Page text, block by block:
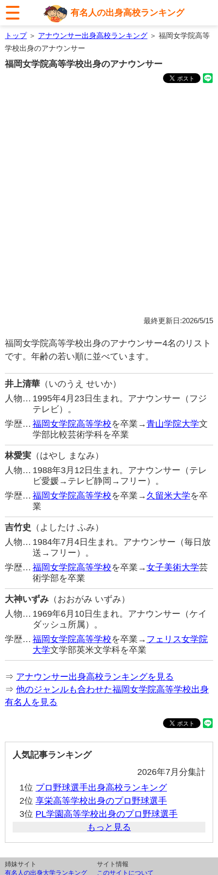
有名人の出身高校ランキング
トップ＞ アナウンサー出身高校ランキング ＞ 福岡女学院高等
学校出身のアナウンサー
福岡女学院高等学校出身のアナウンサー
最終更新日:2026/5/15
福岡女学院高等学校出身のアナウンサー4名のリスト
です。年齢の若い順に並べています。
井上清華 （いのうえ せいか）
人物… 1995年4月23日生まれ。アナウンサー（フジ
テレビ）。
学歴… 福岡女学院高等学校を卒業→青山学院大学文
学部比較芸術学科を卒業
林愛実 （はやし まなみ）
人物… 1988年3月12日生まれ。アナウンサー（テレ
ビ愛媛→テレビ静岡→フリー）。
学歴… 福岡女学院高等学校を卒業→ 久留米大学を卒
業
吉竹史 （よしたけ ふみ）
人物… 1984年7月4日生まれ。アナウンサー（毎日放
送→フリー）。
学歴… 福岡女学院高等学校を卒業→女子美術大学芸
術学部を卒業
大神いずみ （おおがみ いずみ）
人物… 1969年6月10日生まれ。アナウンサー（ケイ
ダッシュ所属）。
学歴… 福岡女学院高等学校を卒業→ フェリス女学院
大学文学部英米文学科を卒業
⇒ アナウンサー出身高校ランキングを見る
⇒ 他のジャンルも合わせた福岡女学院高等学校出身
有名人を見る
人気記事ランキング
2026年7月分集計
1位 プロ野球選手出身高校ランキング
2位 享栄高等学校出身のプロ野球選手
3位 PL学園高等学校出身のプロ野球選手
もっと見る
姉妹サイト
有名人の出身大学ランキング
サイト情報
このサイトについて